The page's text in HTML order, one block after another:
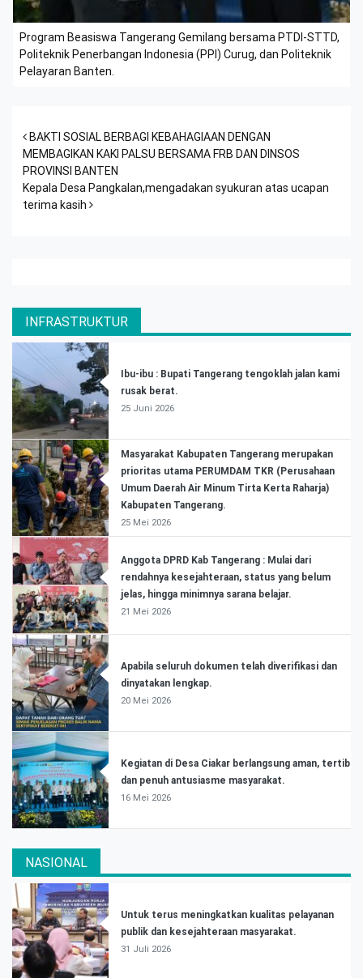
Program Beasiswa Tangerang Gemilang bersama PTDI-STTD,
Politeknik Penerbangan Indonesia (PPI) Curug, dan Politeknik
Pelayaran Banten.
Post navigation
BAKTI SOSIAL BERBAGI KEBAHAGIAAN DENGAN
MEMBAGIKAN KAKI PALSU BERSAMA FRB DAN DINSOS
PROVINSI BANTEN
Kepala Desa Pangkalan,mengadakan syukuran atas ucapan
terima kasih
INFRASTRUKTUR
Ibu-ibu : Bupati Tangerang tengoklah jalan kami
rusak berat.
25 Juni 2026
Masyarakat Kabupaten Tangerang merupakan
prioritas utama PERUMDAM TKR (Perusahaan
Umum Daerah Air Minum Tirta Kerta Raharja)
Kabupaten Tangerang.
25 Mei 2026
Anggota DPRD Kab Tangerang : Mulai dari
rendahnya kesejahteraan, status yang belum
jelas, hingga minimnya sarana belajar.
21 Mei 2026
Apabila seluruh dokumen telah diverifikasi dan
dinyatakan lengkap.
20 Mei 2026
Kegiatan di Desa Ciakar berlangsung aman, tertib
dan penuh antusiasme masyarakat.
16 Mei 2026
NASIONAL
Untuk terus meningkatkan kualitas pelayanan
publik dan kesejahteraan masyarakat.
31 Juli 2026